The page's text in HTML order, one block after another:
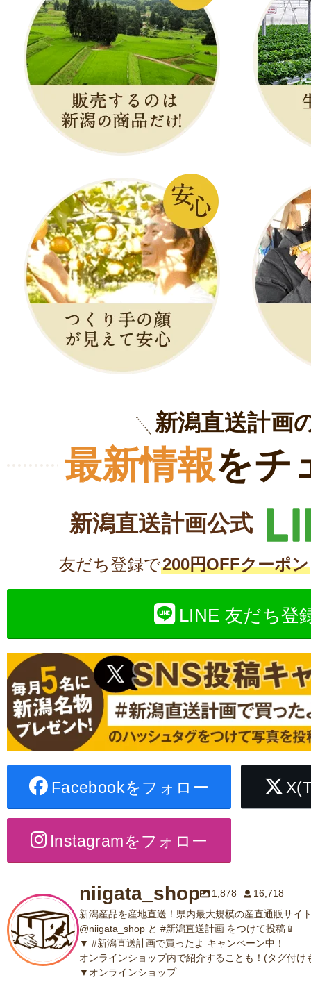
新潟直送計画
最新情報をチ
新潟直送計画公式
友だち登録で200円OFFクーポン
LINE 友だち登
Facebookをフォロー
Instagramをフォロー
niigata_shop 1,878
16,718
新潟産品を産地直送！県内最大規模の産直通販サイ
@niigata_shop と #新潟直送計画 をつけて投稿📱
▼ #新潟直送計画で買ったよ キャンペーン中！
オンラインショップ内で紹介することも！(タグ付け
▼オンラインショップ